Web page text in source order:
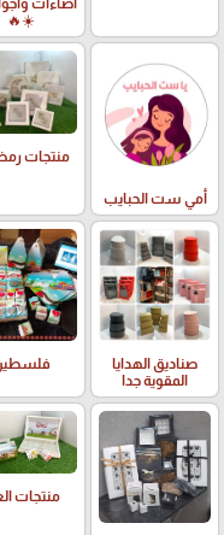
☀️🔥
أمي ست الحبايب
منتجات
صناديق الهدايا
المقوية جدا
منتجات